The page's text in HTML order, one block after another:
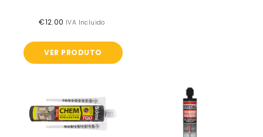
Preço
€12.00 IVA Incluido
VER PRODUTO
química
CHEM
TQD
Soudafix
CA
1400
-